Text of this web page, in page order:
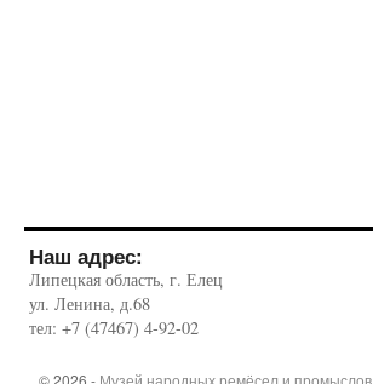
Наш адрес:
Липецкая область, г. Елец
ул. Ленина, д.68
тел: +7 (47467) 4-92-02
© 2026 - Музей народных ремёсел и промыслов